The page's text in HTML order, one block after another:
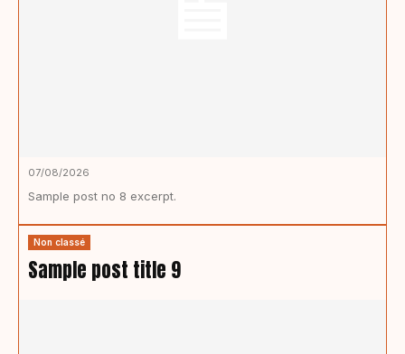
07/08/2026
Sample post no 8 excerpt.
Non classé
Sample post title 9